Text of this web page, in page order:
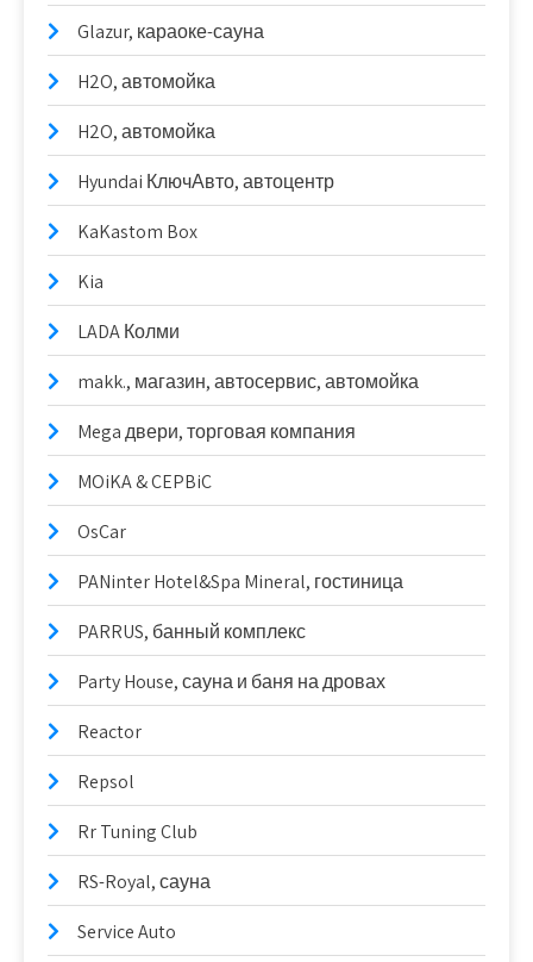
Glazur, караоке-сауна
H2O, автомойка
H2O, автомойка
Hyundai КлючАвто, автоцентр
KaKastom Box
Kia
LADA Колми
makk., магазин, автосервис, автомойка
Mega двери, торговая компания
MOiKA & CEPBiC
OsCar
PANinter Hotel&Spa Mineral, гостиница
PARRUS, банный комплекс
Party House, сауна и баня на дровах
Reactor
Repsol
Rr Tuning Club
RS-Royal, сауна
Service Auto